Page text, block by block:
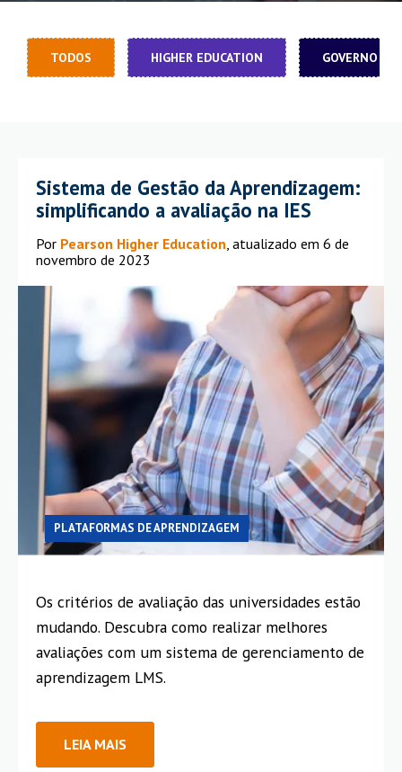
TODOS HIGHER EDUCATION GOVERNO
Sistema de Gestão da Aprendizagem:
simplificando a avaliação na IES
Por Pearson Higher Education, atualizado em 6 de
novembro de 2023
PLATAFORMAS DE APRENDIZAGEM
Os critérios de avaliação das universidades estão
mudando. Descubra como realizar melhores
avaliações com um sistema de gerenciamento de
aprendizagem LMS.
LEIA MAIS